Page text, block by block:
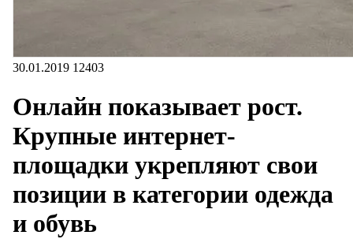
30.01.2019 12403
Онлайн показывает рост.
Крупные интернет-
площадки укрепляют свои
позиции в категории одежда
и обувь